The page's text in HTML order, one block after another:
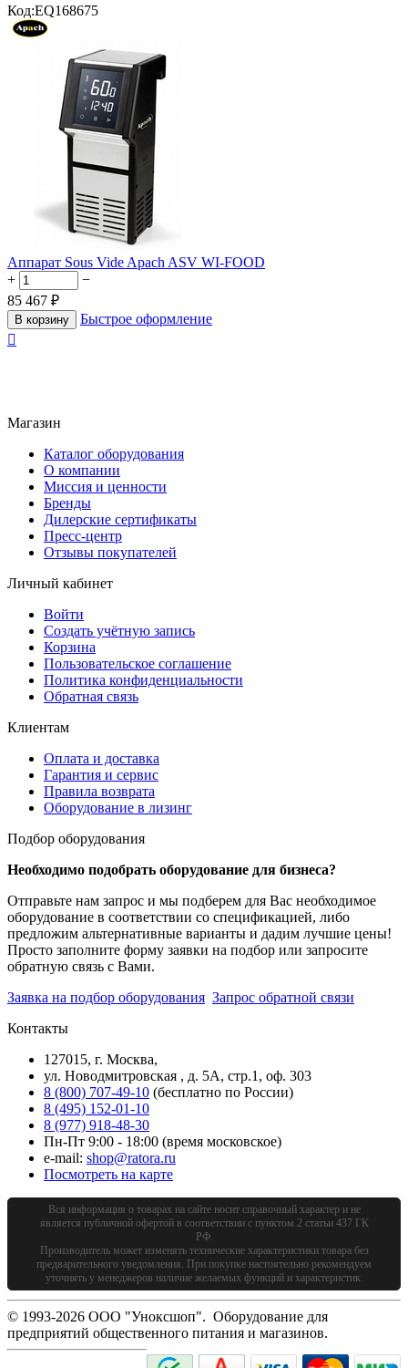
Код:EQ168675
Аппарат Sous Vide Apach ASV WI-FOOD
+
−
85 467 ₽
В корзину
Быстрое оформление

Магазин
Каталог оборудования
О компании
Миссия и ценности
Бренды
Дилерские сертификаты
Пресс-центр
Отзывы покупателей
Личный кабинет
Войти
Создать учётную запись
Корзина
Пользовательское соглашение
Политика конфиденциальности
Обратная связь
Клиентам
Оплата и доставка
Гарантия и сервис
Правила возврата
Оборудование в лизинг
Подбор оборудования
Необходимо подобрать оборудование для бизнеса?
Отправьте нам запрос и мы подберем для Вас необходимое
оборудование в соответствии со спецификацией, либо
предложим альтернативные варианты и дадим лучшие цены!
Просто заполните форму заявки на подбор или запросите
обратную связь с Вами.
Заявка на подбор оборудования Запрос обратной связи
Контакты
127015, г. Москва,
ул. Новодмитровская , д. 5А, стр.1, оф. 303
8 (800) 707-49-10 (бесплатно по России)
8 (495) 152-01-10
8 (977) 918-48-30
Пн-Пт 9:00 - 18:00 (время московское)
e-mail: shop@ratora.ru
Посмотреть на карте
Вся информация о товарах на сайте носит справочный характер и не
является публичной офертой в соответствии с пунктом 2 статьи 437 ГК
РФ.
Производитель может изменять технические характеристики товара без
предварительного уведомления. При покупке настоятельно рекомендуем
уточнять у менеджеров наличие желаемых функций и характеристик.
© 1993-2026 ООО "Уноксшоп". Оборудование для
предприятий общественного питания и магазинов.